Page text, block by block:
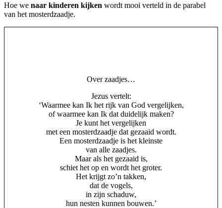
Hoe we naar kinderen kijken wordt mooi verteld in de parabel
van het mosterdzaadje.
Over zaadjes…
Jezus vertelt:
‘Waarmee kan Ik het rijk van God vergelijken,
of waarmee kan Ik dat duidelijk maken?
Je kunt het vergelijken
met een mosterdzaadje dat gezaaid wordt.
Een mosterdzaadje is het kleinste
van alle zaadjes.
Maar als het gezaaid is,
schiet het op en wordt het groter.
Het krijgt zo’n takken,
dat de vogels,
in zijn schaduw,
hun nesten kunnen bouwen.’